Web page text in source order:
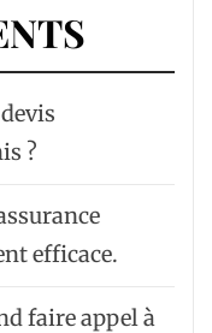
?
efficace.
faire appel à